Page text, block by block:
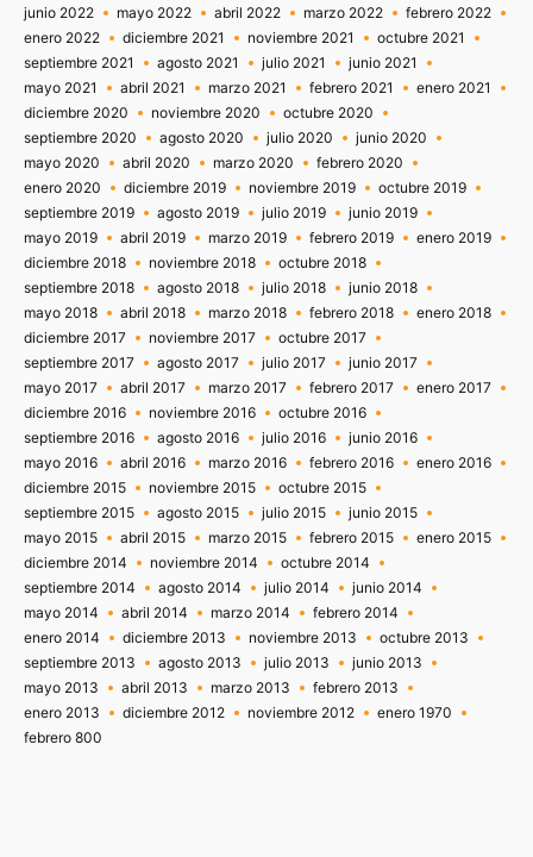
junio 2022
mayo 2022 abril 2022 marzo 2022
febrero 2022
enero 2022
diciembre 2021 noviembre 2021
octubre 2021
septiembre 2021
agosto 2021 julio 2021
junio 2021
mayo 2021
abril 2021 marzo 2021 febrero 2021
enero 2021
diciembre 2020
noviembre 2020
octubre 2020
septiembre 2020
agosto 2020 julio 2020
junio 2020
mayo 2020
abril 2020 marzo 2020
febrero 2020
enero 2020
diciembre 2019 noviembre 2019
octubre 2019
septiembre 2019
agosto 2019 julio 2019
junio 2019
mayo 2019
abril 2019 marzo 2019 febrero 2019
enero 2019
diciembre 2018
noviembre 2018
octubre 2018
septiembre 2018
agosto 2018 julio 2018
junio 2018
mayo 2018
abril 2018 marzo 2018 febrero 2018
enero 2018
diciembre 2017
noviembre 2017
octubre 2017
septiembre 2017
agosto 2017 julio 2017
junio 2017
mayo 2017
abril 2017 marzo 2017 febrero 2017
enero 2017
diciembre 2016
noviembre 2016
octubre 2016
septiembre 2016
agosto 2016 julio 2016
junio 2016
mayo 2016
abril 2016 marzo 2016 febrero 2016
enero 2016
diciembre 2015
noviembre 2015
octubre 2015
septiembre 2015
agosto 2015 julio 2015
junio 2015
mayo 2015
abril 2015 marzo 2015 febrero 2015
enero 2015
diciembre 2014
noviembre 2014
octubre 2014
septiembre 2014
agosto 2014 julio 2014
junio 2014
mayo 2014
abril 2014 marzo 2014
febrero 2014
enero 2014
diciembre 2013 noviembre 2013
octubre 2013
septiembre 2013
agosto 2013 julio 2013
junio 2013
mayo 2013
abril 2013 marzo 2013
febrero 2013
enero 2013
diciembre 2012 noviembre 2012
enero 1970
febrero 800